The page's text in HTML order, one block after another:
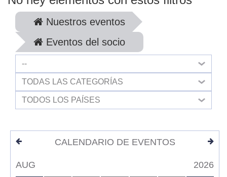
Nuestros eventos
Eventos del socio
--
TODAS LAS CATEGORÍAS
TODOS LOS PAÍSES
CALENDARIO DE EVENTOS
AUG 2026